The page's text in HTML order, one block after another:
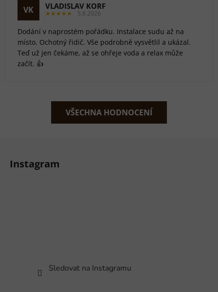
VK VLADISLAV KORF
★★★★★ 5.8.2026
Dodání v naprostém pořádku. Instalace sudu až na
místo. Ochotný řidič. Vše podrobně vysvětlil a ukázal.
Teď už jen čekáme, až se ohřeje voda a relax může
začít. 👍
VŠECHNA HODNOCENÍ
Instagram
Sledovat na Instagramu